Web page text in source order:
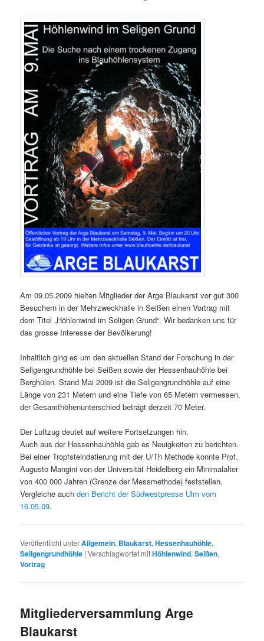
Am 09.05.2009 hielten Mitglieder der Arge Blaukarst vor gut 300
Besuchern in der Mehrzweckhalle in Seißen einen Vortrag mit
dem Titel „Höhlenwind im Seligen Grund“. Wir bedanken uns für
das grosse Interesse der Bevölkerung!
Inhaltlich ging es um den aktuellen Stand der Forschung in der
Seligengrundhöhle bei Seißen sowie der Hessenhauhöhle bei
Berghülen. Stand Mai 2009 ist die Seligengrundhöhle auf eine
Länge von 231 Metern und eine Tiefe von 65 Metern vermessen,
der Gesamthöhenunterschied beträgt derzeit 70 Meter.
Der Luftzug deutet auf weitere Fortsetzungen hin.
Auch aus der Hessenhauhöhle gab es Neuigkeiten zu berichten.
Bei einer Tropfsteindatierung mit der U/Th Methode konnte Prof.
Augusto Mangini von der Universität Heidelberg ein Minimalalter
von 400 000 Jahren (Grenze der Messmethode) feststellen.
Vergleiche auchden Bericht der Südwestpresse Ulm vom
16.05.09.
Veröffentlicht unterAllgemein, Blaukarst,Hessenhauhöhle,
Seligengrundhöhle |Verschlagwortet mitHöhlenwind,Seißen,
Vortrag
Mitgliederversammlung Arge
Blaukarst